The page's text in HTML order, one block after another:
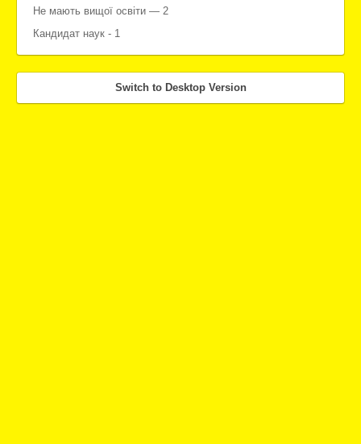
Не мають вищої освіти — 2
Кандидат наук - 1
Switch to Desktop Version